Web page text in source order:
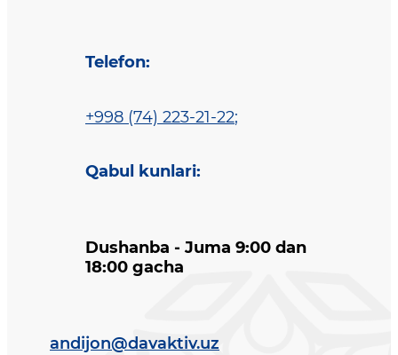
Telefon:
+998 (74) 223-21-22;
Qabul kunlari:
Dushanba - Juma 9:00 dan
18:00 gacha
andijon@davaktiv.uz